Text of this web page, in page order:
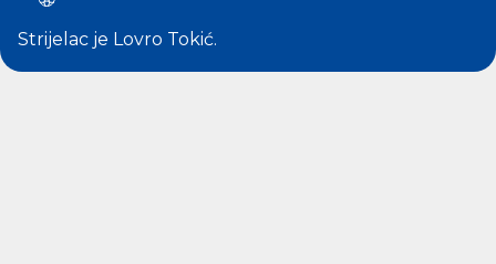
Strijelac je Lovro Tokić.